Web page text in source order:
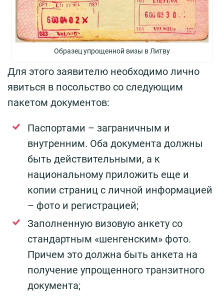
Образец упрощенной визы в Литву
Для этого заявителю необходимо лично
явиться в посольство со следующим
пакетом документов:
Паспортами – заграничным и
внутренним. Оба документа должны
быть действительными, а к
национальному приложить еще и
копии страниц с личной информацией
– фото и регистрацией;
Заполненную визовую анкету со
стандартным «шенгенским» фото.
Причем это должна быть анкета на
получение упрощенного транзитного
документа;